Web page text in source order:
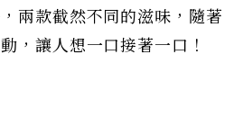
兩款截然不同的滋味，隨著
，讓人想一口接著一口！